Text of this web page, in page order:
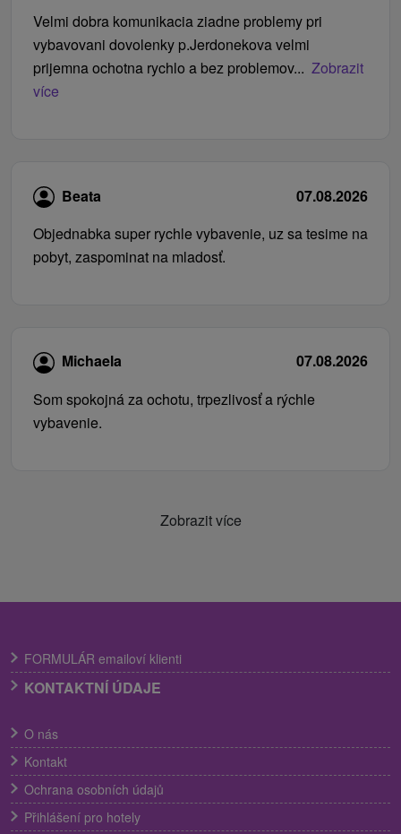
Velmi dobra komunikacia ziadne problemy pri
vybavovani dovolenky p.Jerdonekova velmi
prijemna ochotna rychlo a bez problemov... Zobrazit
více
Beata
07.08.2026
Objednabka super rychle vybavenie, uz sa tesime na
pobyt, zaspominat na mladosť.
Michaela
07.08.2026
Som spokojná za ochotu, trpezlivosť a rýchle
vybavenie.
Zobrazit více
FORMULÁR emailoví klienti
KONTAKTNÍ ÚDAJE
O nás
Kontakt
Ochrana osobních údajů
Přihlášení pro hotely